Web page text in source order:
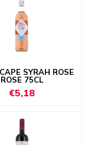
SYRAH ROSE
ROSE 75CL
€5,18